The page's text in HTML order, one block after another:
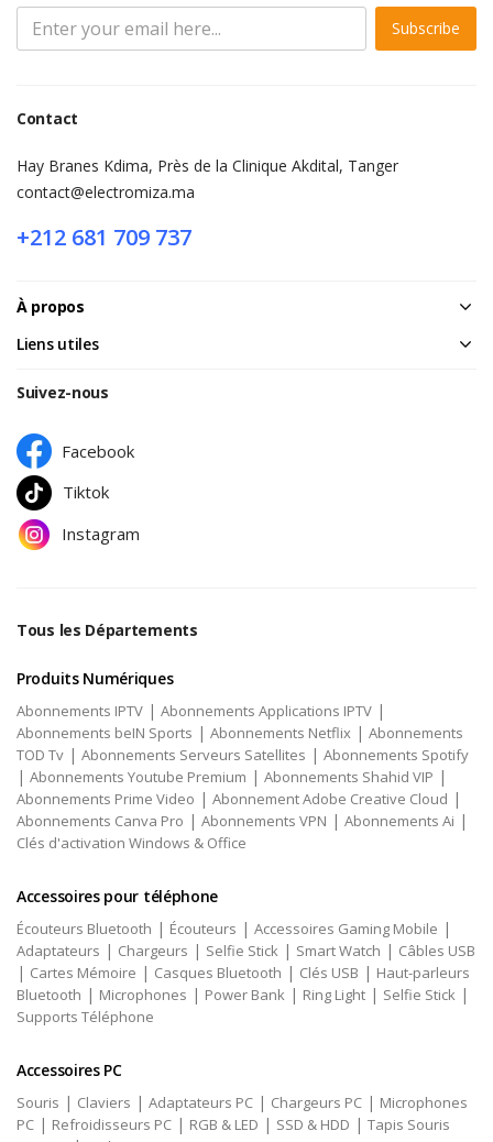
Subscribe
Contact
Hay Branes Kdima, Près de la Clinique Akdital, Tanger
contact@electromiza.ma
+212 681 709 737
À propos
Liens utiles
Suivez-nous
Facebook
Tiktok
Instagram
Tous les Départements
Produits Numériques
Abonnements IPTV | Abonnements Applications IPTV |
Abonnements beIN Sports | Abonnements Netflix | Abonnements
TOD Tv | Abonnements Serveurs Satellites | Abonnements Spotify
| Abonnements Youtube Premium | Abonnements Shahid VIP |
Abonnements Prime Video | Abonnement Adobe Creative Cloud |
Abonnements Canva Pro | Abonnements VPN | Abonnements Ai |
Clés d'activation Windows & Office
Accessoires pour téléphone
Écouteurs Bluetooth | Écouteurs | Accessoires Gaming Mobile |
Adaptateurs | Chargeurs | Selfie Stick | Smart Watch | Câbles USB
| Cartes Mémoire | Casques Bluetooth | Clés USB | Haut-parleurs
Bluetooth | Microphones | Power Bank | Ring Light | Selfie Stick |
Supports Téléphone
Accessoires PC
Souris | Claviers | Adaptateurs PC | Chargeurs PC | Microphones
PC | Refroidisseurs PC | RGB & LED | SSD & HDD | Tapis Souris